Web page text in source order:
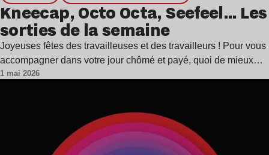
Kneecap, Octo Octa, Seefeel… Les
sorties de la semaine
Joyeuses fêtes des travailleuses et des travailleurs ! Pour vous
accompagner dans votre jour chômé et payé, quoi de mieux…
1 mai 2026